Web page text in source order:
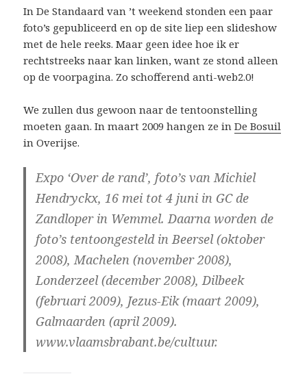
In De Standaard van ’t weekend stonden een paar
foto’s gepubliceerd en op de site liep een slideshow
met de hele reeks. Maar geen idee hoe ik er
rechtstreeks naar kan linken, want ze stond alleen
op de voorpagina. Zo schofferend anti-web2.0!
We zullen dus gewoon naar de tentoonstelling
moeten gaan. In maart 2009 hangen ze inDe Bosuil
in Overijse.
Expo ‘Over de rand’, foto’s van Michiel
Hendryckx, 16 mei tot 4 juni in GC de
Zandloper in Wemmel. Daarna worden de
foto’s tentoongesteld in Beersel (oktober
2008), Machelen (november 2008),
Londerzeel (december 2008), Dilbeek
(februari 2009), Jezus-Eik (maart 2009),
Galmaarden (april 2009).
www.vlaamsbrabant.be/cultuur.